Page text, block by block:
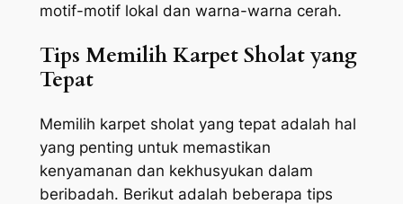
motif-motif lokal dan warna-warna cerah.
Tips Memilih Karpet Sholat yang
Tepat
Memilih karpet sholat yang tepat adalah hal
yang penting untuk memastikan
kenyamanan dan kekhusyukan dalam
beribadah. Berikut adalah beberapa tips